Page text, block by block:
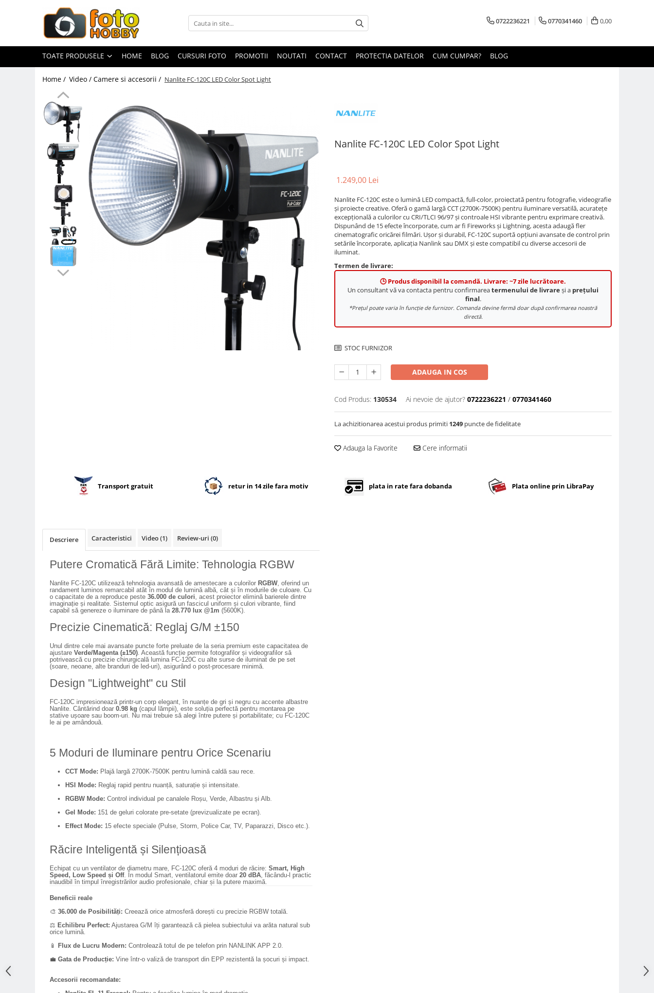
Toate Produsele
Aparate Foto
Aparate Foto Mirrorless
Aparate Foto DSLR
Aparate Foto Compacte
Aparate foto instant
Aparate foto pe film
Obiective foto si accesorii
Obiective Mirorless
Obiective DSLR
Huse si tocuri protectie obiective
Obiective Cinematice
Teleconvertoare
Adaptoare montura / baioneta
Capace obiectiv si camera
Alimentare auxiliara blitz
Bounce-uri, Softbox-uri
Ring-Flash Adaptor
Bracket-uri si suporti
Huse protectie blitz extern
Huse protectie filtre gel
Accesorii Aparate Digitale
Carduri memorie, Cititoare
Cititoare carduri
Huse protectie card memorie
Recordere audio digitale
Acumulatori si baterii
Acumulatori Foto
Acumulatori AA/AAA (R6/R3)) si
Huse protectie acumulatori foto
Tablete grafice
Adaptoare pentru convertoare sau
Alimentatoare 220V
integrare in sisteme video
Curatare Senzor
Huse de ploaie
0722236221 0770341460 0,00
TOATE PRODUSELE HOME BLOG CURSURI FOTO PROMOTII NOUTATI CONTACT PROTECTIA DATELOR CUM CUMPAR? BLOG
Home / Video / Camere si accesorii / Nanlite FC-120C LED Color Spot Light
Nanlite FC-120C LED Color Spot Light
1.249,00 Lei
Nanlite FC-120C este o lumină LED compactă, full-color, proiectată pentru fotografie, videografie
și proiecte creative. Oferă o gamă largă CCT (2700K-7500K) pentru iluminare versatilă, acuratețe
excepțională a culorilor cu CRI/TLCI 96/97 și controale HSI vibrante pentru exprimare creativă.
Dispunând de 15 efecte încorporate, cum ar fi Fireworks și Lightning, acesta adaugă fler
cinematografic oricărei filmări. Ușor și durabil, FC-120C suportă opțiuni avansate de control prin
setările încorporate, aplicația Nanlink sau DMX și este compatibil cu diverse accesorii de
iluminat.
Termen de livrare:
🕒 Produs disponibil la comandă. Livrare: ~7 zile lucrătoare.
Un consultant vă va contacta pentru confirmareatermenului de livrareși a prețului
final.
*Prețul poate varia în funcție de furnizor. Comanda devine fermă doar după confirmarea noastră
directă.
STOC FURNIZOR
ADAUGA IN COS
Cod Produs: 130534 Ai nevoie de ajutor? 0722236221 / 0770341460
La achizitionarea acestui produs primiti 1249 puncte de fidelitate
Adauga la Favorite Cere informatii
Transport gratuit retur in 14 zile fara motiv plata in rate fara dobanda Plata online prin LibraPay
Descriere Caracteristici Video(1) Review-uri (0)
Putere Cromatică Fără Limite: Tehnologia RGBW
Nanlite FC-120C utilizează tehnologia avansată de amestecare a culorilor RGBW, oferind un
randament luminos remarcabil atât în modul de lumină albă, cât și în modurile de culoare. Cu
o capacitate de a reproduce peste 36.000 de culori, acest proiector elimină barierele dintre
imaginație și realitate. Sistemul optic asigură un fascicul uniform și culori vibrante, fiind
capabil să genereze o iluminare de până la 28.770 lux @1m (5600K).
Precizie Cinematică: Reglaj G/M ±150
Unul dintre cele mai avansate puncte forte preluate de la seria premium este capacitatea de
ajustare Verde/Magenta (±150). Această funcție permite fotografilor și videografilor să
potrivească cu precizie chirurgicală lumina FC-120C cu alte surse de iluminat de pe set
(soare, neoane, alte branduri de led-uri), asigurând o post-procesare minimă.
Design "Lightweight" cu Stil
FC-120C impresionează printr-un corp elegant, în nuanțe de gri și negru cu accente albastre
Nanlite. Cântărind doar 0.98 kg (capul lămpii), este soluția perfectă pentru montarea pe
stative ușoare sau boom-uri. Nu mai trebuie să alegi între putere și portabilitate; cu FC-120C
le ai pe amândouă.
5 Moduri de Iluminare pentru Orice Scenariu
CCT Mode: Plajă largă 2700K-7500K pentru lumină caldă sau rece.
HSI Mode: Reglaj rapid pentru nuanță, saturație și intensitate.
RGBW Mode: Control individual pe canalele Roșu, Verde, Albastru și Alb.
Gel Mode: 151 de geluri colorate pre-setate (previzualizate pe ecran).
Effect Mode: 15 efecte speciale (Pulse, Storm, Police Car, TV, Paparazzi, Disco etc.).
Răcire Inteligentă și Silențioasă
Echipat cu un ventilator de diametru mare, FC-120C oferă 4 moduri de răcire: Smart, High
Speed, Low Speed și Off. În modul Smart, ventilatorul emite doar 20 dBA, făcându-l practic
inaudibil în timpul înregistrărilor audio profesionale, chiar și la putere maximă.
Beneficii reale
🎨 36.000 de Posibilități: Creează orice atmosferă dorești cu precizie RGBW totală.
⚖️ Echilibru Perfect: Ajustarea G/M îți garantează că pielea subiectului va arăta natural sub
orice lumină.
📱
Flux de Lucru Modern: Controlează totul de pe telefon prin NANLINK APP 2.0.
💼 Gata de Producție: Vine într-o valiză de transport din EPP rezistentă la șocuri și impact.
Accesorii recomandate: